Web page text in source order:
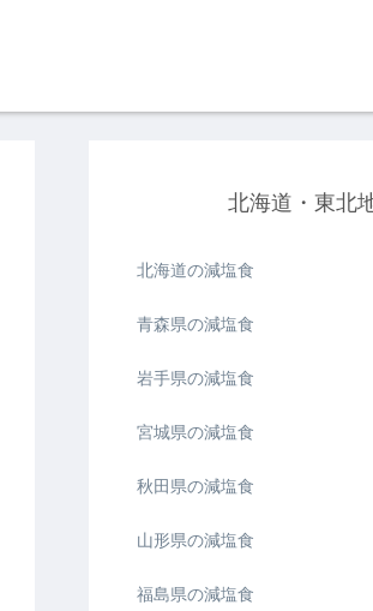
北海道・東北
北海道の減塩食
青森県の減塩食
岩手県の減塩食
宮城県の減塩食
秋田県の減塩食
山形県の減塩食
福島県の減塩食